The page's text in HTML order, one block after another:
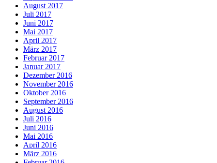
August 2017
Juli 2017
Juni 2017
Mai 2017
April 2017
März 2017
Februar 2017
Januar 2017
Dezember 2016
November 2016
Oktober 2016
September 2016
August 2016
Juli 2016
Juni 2016
Mai 2016
April 2016
März 2016